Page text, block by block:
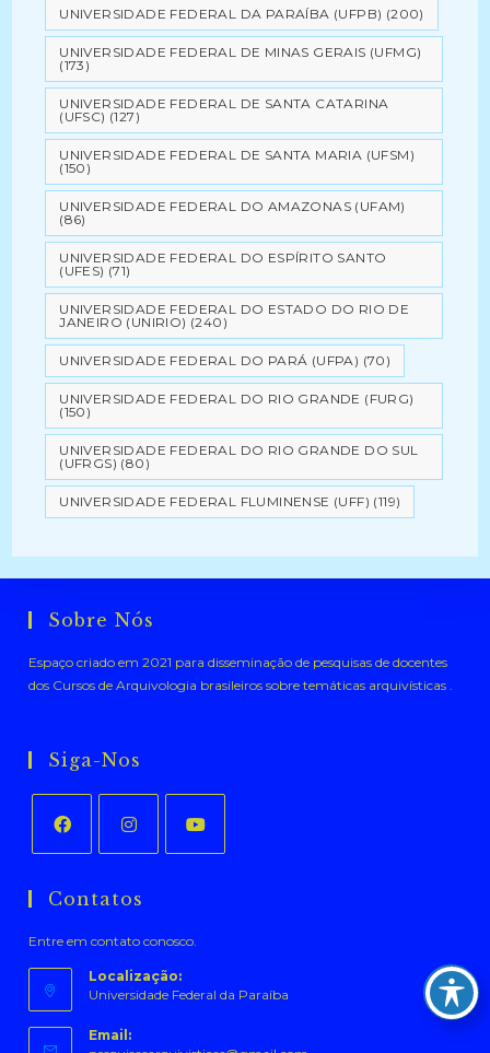
UNIVERSIDADE FEDERAL DA PARAÍBA (UFPB) (200)
UNIVERSIDADE FEDERAL DE MINAS GERAIS (UFMG)
(173)
UNIVERSIDADE FEDERAL DE SANTA CATARINA
(UFSC) (127)
UNIVERSIDADE FEDERAL DE SANTA MARIA (UFSM)
(150)
UNIVERSIDADE FEDERAL DO AMAZONAS (UFAM)
(86)
UNIVERSIDADE FEDERAL DO ESPÍRITO SANTO
(UFES) (71)
UNIVERSIDADE FEDERAL DO ESTADO DO RIO DE
JANEIRO (UNIRIO) (240)
UNIVERSIDADE FEDERAL DO PARÁ (UFPA) (70)
UNIVERSIDADE FEDERAL DO RIO GRANDE (FURG)
(150)
UNIVERSIDADE FEDERAL DO RIO GRANDE DO SUL
(UFRGS) (80)
UNIVERSIDADE FEDERAL FLUMINENSE (UFF) (119)
Sobre Nós
Espaço criado em 2021 para disseminação de pesquisas de docentes
dos Cursos de Arquivologia brasileiros sobre temáticas arquivísticas .
Siga-Nos
em
nova
aba
em
nova
aba
nova
aba
Contatos
Entre em contato conosco.
Localização:
Universidade Federal da Paraíba
Email: